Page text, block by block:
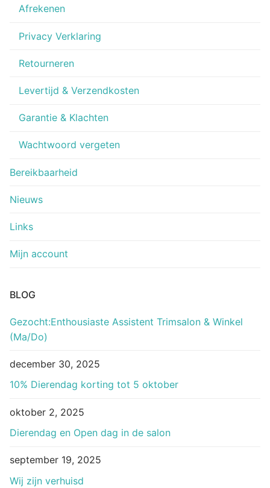
Afrekenen
Privacy Verklaring
Retourneren
Levertijd & Verzendkosten
Garantie & Klachten
Wachtwoord vergeten
Bereikbaarheid
Nieuws
Links
Mijn account
BLOG
Gezocht:Enthousiaste Assistent Trimsalon & Winkel
(Ma/Do)
december 30, 2025
10% Dierendag korting tot 5 oktober
oktober 2, 2025
Dierendag en Open dag in de salon
september 19, 2025
Wij zijn verhuisd